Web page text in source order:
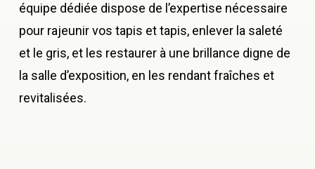
équipe dédiée dispose de l’expertise nécessaire
pour rajeunir vos tapis et tapis, enlever la saleté
et le gris, et les restaurer à une brillance digne de
la salle d’exposition, en les rendant fraîches et
revitalisées.